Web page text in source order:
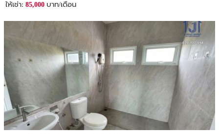
ให้เช่า: 85,000 บาท/เดือน